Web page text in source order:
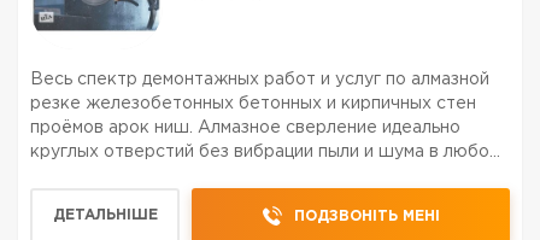
Весь спектр демонтажных работ и услуг по алмазной
резке железобетонных бетонных и кирпичных стен
проёмов арок ниш. Алмазное сверление идеально
круглых отверстий без вибрации пыли и шума в любом
отб...
ДЕТАЛЬНІШЕ ПОДЗВОНІТЬ МЕНІ